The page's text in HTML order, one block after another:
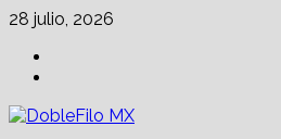
Skip
content
28 julio, 2026